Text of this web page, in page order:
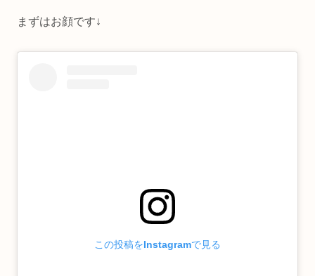
まずはお顔です↓
この投稿をInstagramで見る